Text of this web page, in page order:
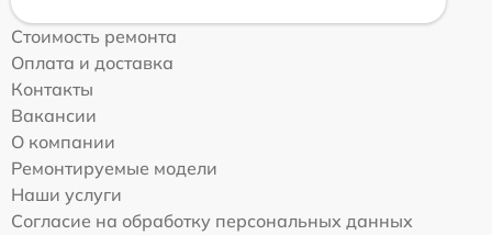
Стоимость ремонта
Оплата и доставка
Контакты
Вакансии
О компании
Ремонтируемые модели
Наши услуги
Согласие на обработку персональных данных